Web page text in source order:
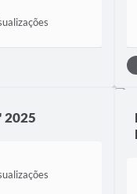
2025